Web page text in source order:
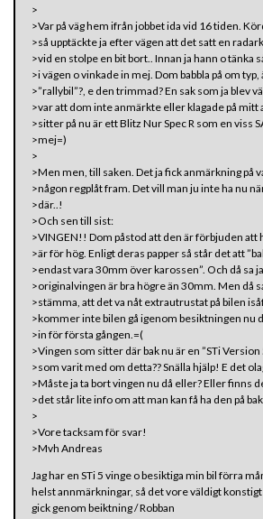
>
>Var på väg hem ifrån jobbet ida vid 16 tiden.
>så upptäckte ja efter vägen att det satt en
>vid en stolpe en bit bort.. Innan ja hann o tänka
>i vägen o vinkade in mej. Dom babbla på om
>”rallybil”?, e den trimmad? En sak som ja blev
>var att dom inte anmärkte eller klagade på mitt
>sitter på nu är ett Blitz Nur Spec R som en viss
>mej=)
>
>Men men, till saken. Det ja fick anmärkning på
>någon regplåt fram. Det vill man ju inte ha nu
>där..!
>Och sen till sist:
>VINGEN!! Dom påstod att den är förbjuden att
>är för hög. Enligt deras papper så står det att
>endast vara 30mm över karossen”. Och då sa
>originalvingen är bra högre än 30mm. Men då
>stämma, att det va nåt extrautrustat på bilen
>kommer inte bilen gå igenom besiktningen nu
>in för första gången.=(
>Vingen som sitter där bak nu är en ”STi Version
>som varit med om detta?? Snälla hjälp! E det
>Måste ja ta bort vingen nu då eller? Eller finns
>det står lite info om att man kan få ha den på
>
>Vore tacksam för svar!
>Mvh Andreas
Jag har en STi 5 vinge o besiktiga min bil förra
helst annmärkningar, så det vore väldigt
gick genom beiktning / Robban